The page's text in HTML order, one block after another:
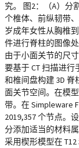
究。 图2：（A）分
个椎体、前纵韧带
岁成年女性从胸椎
件进行脊柱的图像
由于小面关节的尺
要基于 CT 扫描进
和椎间盘构建 3D
面关节空间。在模
带。在 Simpleware
2019,357 个节点。
分添加适当的材料
采用楔形模型在